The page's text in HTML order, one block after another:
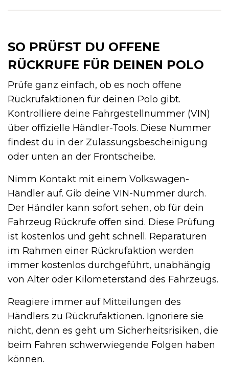
SO PRÜFST DU OFFENE
RÜCKRUFE FÜR DEINEN POLO
Prüfe ganz einfach, ob es noch offene
Rückrufaktionen für deinen Polo gibt.
Kontrolliere deine Fahrgestellnummer (VIN)
über offizielle Händler-Tools. Diese Nummer
findest du in der Zulassungsbescheinigung
oder unten an der Frontscheibe.
Nimm Kontakt mit einem Volkswagen-
Händler auf. Gib deine VIN-Nummer durch.
Der Händler kann sofort sehen, ob für dein
Fahrzeug Rückrufe offen sind. Diese Prüfung
ist kostenlos und geht schnell. Reparaturen
im Rahmen einer Rückrufaktion werden
immer kostenlos durchgeführt, unabhängig
von Alter oder Kilometerstand des Fahrzeugs.
Reagiere immer auf Mitteilungen des
Händlers zu Rückrufaktionen. Ignoriere sie
nicht, denn es geht um Sicherheitsrisiken, die
beim Fahren schwerwiegende Folgen haben
können.